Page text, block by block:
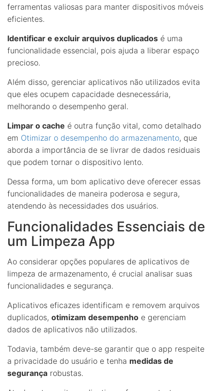
ferramentas valiosas para manter dispositivos móveis
eficientes.
Identificar e excluir arquivos duplicados é uma
funcionalidade essencial, pois ajuda a liberar espaço
precioso.
Além disso, gerenciar aplicativos não utilizados evita
que eles ocupem capacidade desnecessária,
melhorando o desempenho geral.
Limpar o cache é outra função vital, como detalhado
em Otimizar o desempenho do armazenamento, que
aborda a importância de se livrar de dados residuais
que podem tornar o dispositivo lento.
Dessa forma, um bom aplicativo deve oferecer essas
funcionalidades de maneira poderosa e segura,
atendendo às necessidades dos usuários.
Funcionalidades Essenciais de
um Limpeza App
Ao considerar opções populares de aplicativos de
limpeza de armazenamento, é crucial analisar suas
funcionalidades e segurança.
Aplicativos eficazes identificam e removem arquivos
duplicados, otimizam desempenho e gerenciam
dados de aplicativos não utilizados.
Todavia, também deve-se garantir que o app respeite
a privacidade do usuário e tenha medidas de
segurança robustas.